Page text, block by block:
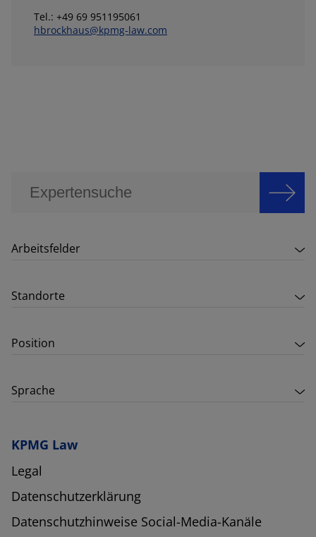
Tel.: +49 69 951195061
hbrockhaus@kpmg-law.com
Arbeitsfelder
Standorte
Position
Sprache
KPMG Law
Legal
Datenschutzerklärung
Datenschutzhinweise Social-Media-Kanäle